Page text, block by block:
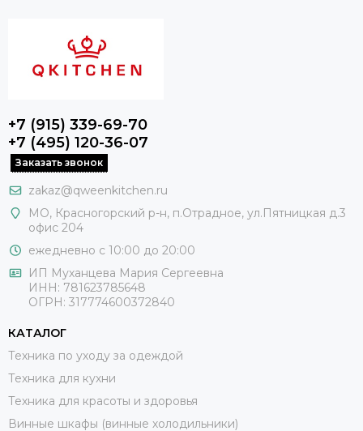
+7 (915) 339-69-70
+7 (495) 120-36-07
Заказать звонок
zakaz@qweenkitchen.ru
МО, Красногорский р-н, п.Отрадное, ул.Пятницкая д.3
офис 204
ежедневно с 10:00 до 20:00
ИП Муханцева Мария Сергеевна
ИНН: 781623785648
ОГРН: 317774600372840
КАТАЛОГ
Техника по уходу за одеждой
Техника для кухни
Техника для красоты и здоровья
Винные шкафы (винные холодильники)